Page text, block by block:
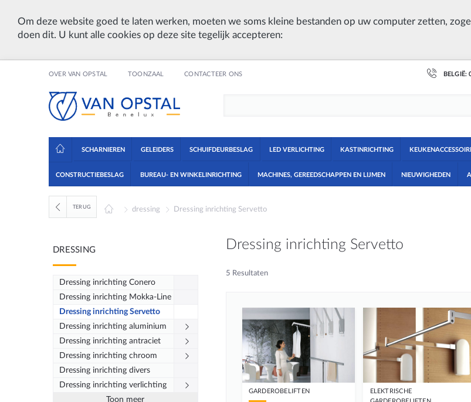
Om deze website goed te laten werken, moeten we soms kleine bestanden op uw computer zetten,
doen dit. U kunt alle cookies op deze site tegelijk accepteren:
OVER VAN OPSTAL TOONZAAL CONTACTEER ONS
SCHARNIEREN GELEIDERS SCHUIFDEURBESLAG LED VERLICHTING KASTINRICHTING
CONSTRUCTIEBESLAG BUREAU- EN WINKELINRICHTING MACHINES, GEREEDSCHAPPEN EN LIJMEN NIEUWIGHEDEN
TERUG dressing Dressing inrichting Servetto
DRESSING
Dressing inrichting Conero
Dressing inrichting Mokka-Line
Dressing inrichting Servetto
Dressing inrichting aluminium
Dressing inrichting antraciet
Dressing inrichting chroom
Dressing inrichting divers
Dressing inrichting verlichting
Toon meer
Dressing inrichting Servetto
5 Resultaten
GARDEROBELIFTEN
ELEKTRISCHE